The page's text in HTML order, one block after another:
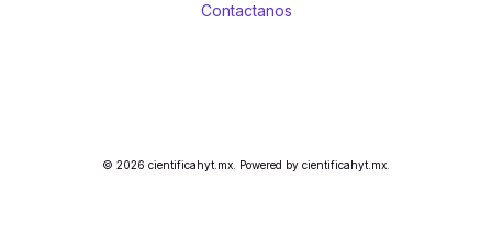
Contactanos
© 2026 cientificahyt.mx. Powered by cientificahyt.mx.